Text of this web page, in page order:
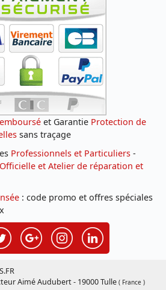
et Garantie Protection de
sans traçage
Professionnels et Particuliers -
Officielle et Atelier de réparation et
: code promo et offres spéciales
Aimé Audubert - 19000 Tulle ( France )